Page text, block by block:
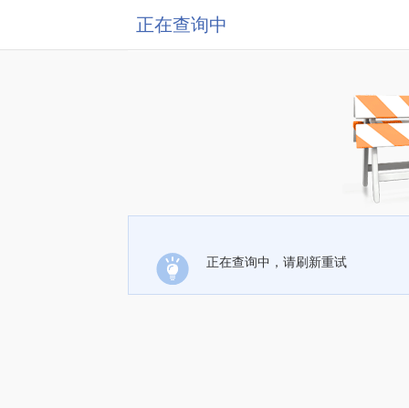
正在查询中
正在查询中，请刷新重试